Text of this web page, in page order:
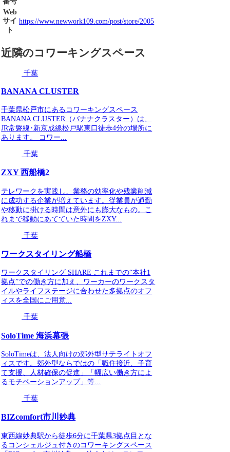
Web
サイ
ト
https://www.newwork109.com/post/store/2005
近隣のコワーキングスペース
千葉
BANANA CLUSTER
千葉県松戸市にあるコワーキングスペース
BANANA CLUSTER（バナナクラスター）は、
JR常磐線･新京成線松戸駅東口徒歩4分の場所に
あります。 コワー...
千葉
ZXY 西船橋2
テレワークを実践し、業務の効率化や残業削減
に成功する企業が増えています。従業員が通勤
や移動に掛ける時間は意外にも膨大なもの。こ
れまで移動にあてていた時間をZXY...
千葉
ワークスタイリング船橋
ワークスタイリング SHARE これまでの“本社1
拠点”での働き方に加え、ワーカーのワークスタ
イルやライフステージに合わせた多拠点のオフ
ィスを全国にご用意...
千葉
SoloTime 海浜幕張
SoloTimeは、法人向けの郊外型サテライトオフ
ィスです。郊外型ならではの「職住接近、子育
て支援、人材確保の促進」「幅広い働き方によ
るモチベーションアップ」等...
千葉
BIZcomfort市川妙典
東西線妙典駅から徒歩6分に千葉県3拠点目とな
るコンシェルジュ付きのコワーキングスペース